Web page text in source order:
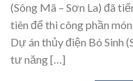
(Sông Mã – Sơn La) đã
tiên để thi công phần
Dự án thủy điện Bó Sinh
tư năng […]